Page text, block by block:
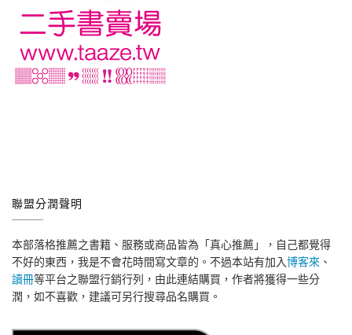
聯盟分潤聲明
本部落格推薦之書籍、服務或商品皆為「真心推薦」，自己都覺得
不好的東西，我是不會花時間寫文章的。不過本站有加入博客來 、
讀冊等平台之聯盟行銷行列，由此連結購買，作者將獲得一些分
潤，如不喜歡，建議可另行搜尋品名購買。